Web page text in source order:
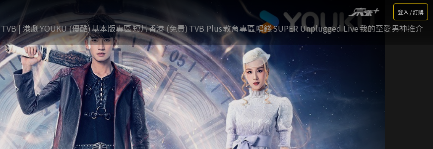
登入 / 訂購
TVB | 港劇YOUKU (優酷)基本版專區短片香港 (免費)TVB Plus教育專區唱錢SUPER Unplugged Live我的至愛男神推介